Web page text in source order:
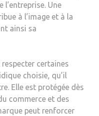
Une
à l’image et à la
ainsi sa
certaines
choisie, qu’il
Elle est protégée dès
commerce et des
peut renforcer